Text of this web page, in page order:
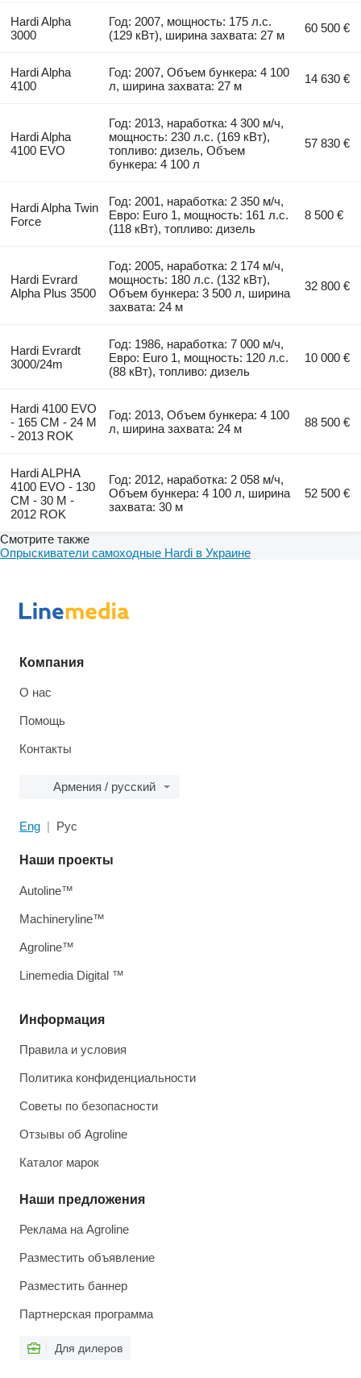
Hardi Alpha
3000
Год: 2007, мощность: 175 л.с.
(129 кВт), ширина захвата: 27 м
60 500 €
Hardi Alpha
4100
Год: 2007, Объем бункера: 4 100
л, ширина захвата: 27 м
14 630 €
Hardi Alpha
4100 EVO
Год: 2013, наработка: 4 300 м/ч,
мощность: 230 л.с. (169 кВт),
топливо: дизель, Объем
бункера: 4 100 л
57 830 €
Hardi Alpha Twin
Force
Год: 2001, наработка: 2 350 м/ч,
Евро: Euro 1, мощность: 161 л.с.
(118 кВт), топливо: дизель
8 500 €
Hardi Evrard
Alpha Plus 3500
Год: 2005, наработка: 2 174 м/ч,
мощность: 180 л.с. (132 кВт),
Объем бункера: 3 500 л, ширина
захвата: 24 м
32 800 €
Hardi Evrardt
3000/24m
Год: 1986, наработка: 7 000 м/ч,
Евро: Euro 1, мощность: 120 л.с.
(88 кВт), топливо: дизель
10 000 €
Hardi 4100 EVO
- 165 CM - 24 M
- 2013 ROK
Год: 2013, Объем бункера: 4 100
л, ширина захвата: 24 м
88 500 €
Hardi ALPHA
4100 EVO - 130
CM - 30 M -
2012 ROK
Год: 2012, наработка: 2 058 м/ч,
Объем бункера: 4 100 л, ширина
захвата: 30 м
52 500 €
Смотрите также
Опрыскиватели самоходные Hardi в Украине
Компания
О нас
Помощь
Контакты
Армения / русский
Eng Рус
Информация
Правила и условия
Политика конфиденциальности
Советы по безопасности
Отзывы об Agroline
Каталог марок
Наши предложения
Реклама на Agroline
Разместить объявление
Разместить баннер
Партнерская программа
Для дилеров
Наши проекты
Autoline™
Machineryline™
Agroline™
Linemedia Digital ™